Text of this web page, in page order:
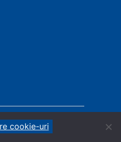
La început
cookie-uri